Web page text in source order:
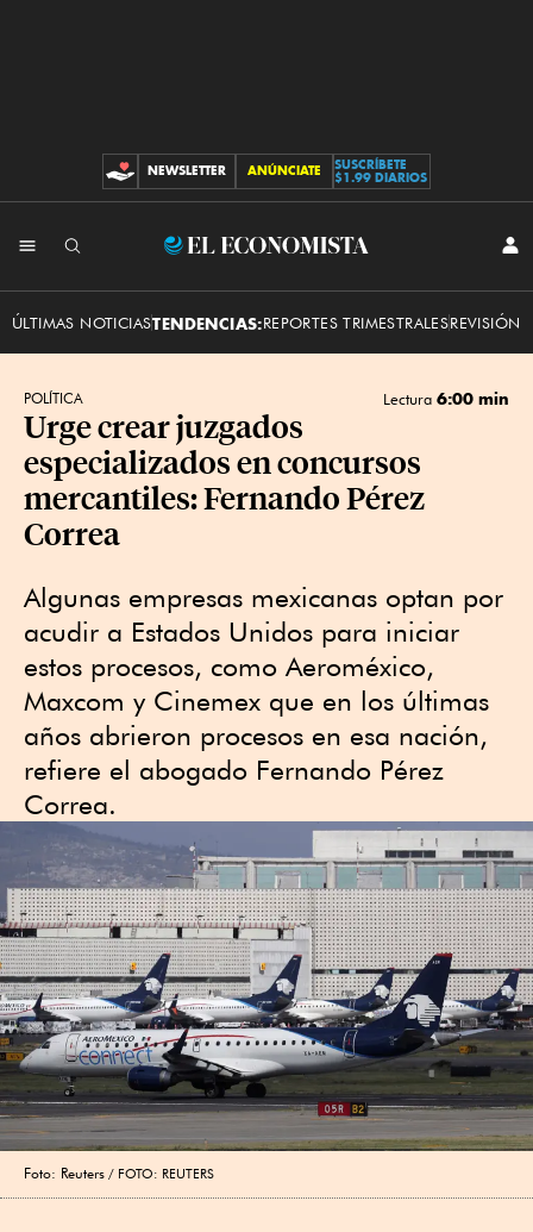
CONTRIBUCIONES
NEWSLETTER ANÚNCIATE
SUSCRÍBETE
$1.99 DIARIOS
El
ÚLTIMAS NOTICIASTENDENCIAS:REPORTES TRIMESTRALESREVISIÓN
POLÍTICA Lectura 6:00 min
Urge crear juzgados
especializados en concursos
mercantiles: Fernando Pérez
Correa
Algunas empresas mexicanas optan por
acudir a Estados Unidos para iniciar
estos procesos, como Aeroméxico,
Maxcom y Cinemex que en los últimas
años abrieron procesos en esa nación,
refiere el abogado Fernando Pérez
Correa.
Foto: Reuters FOTO: REUTERS